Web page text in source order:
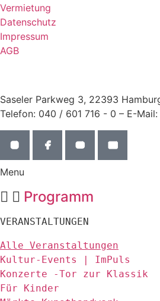
Vermietung
Datenschutz
Impressum
AGB
Saseler Parkweg 3, 22393
Telefon: 040 / 601 716 - 0 – E-Mail:
Menu
Programm
VERANSTALTUNGEN
Alle Veranstaltungen
Kultur-Events | ImPuls
Konzerte -Tor zur Klassik
Für Kinder